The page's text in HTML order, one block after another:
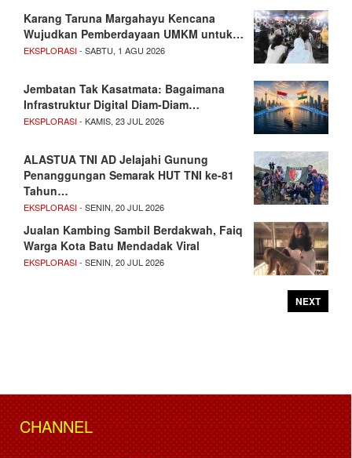
Karang Taruna Margahayu Kencana
Wujudkan Pemberdayaan UMKM untuk…
EKSPLORASI- SABTU, 1 AGU 2026
Jembatan Tak Kasatmata: Bagaimana
Infrastruktur Digital Diam-Diam…
EKSPLORASI- KAMIS, 23 JUL 2026
ALASTUA TNI AD Jelajahi Gunung
Penanggungan Semarak HUT TNI ke-81
Tahun…
EKSPLORASI- SENIN, 20 JUL 2026
Jualan Kambing Sambil Berdakwah, Faiq
Warga Kota Batu Mendadak Viral
EKSPLORASI- SENIN, 20 JUL 2026
NEXT
CHANNEL